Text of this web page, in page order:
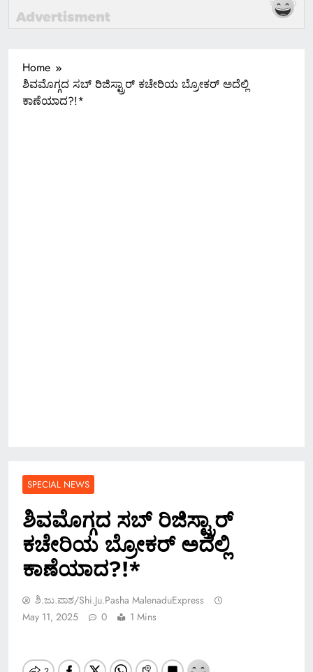
Home
ಶಿವಮೊಗ್ಗದ ಸಬ್ ರಿಜಿಸ್ಟ್ರಾರ್ ಕಚೇರಿಯ ಬ್ರೋಕರ್ ಅದೆಲ್ಲಿ
ಕಾಣೆಯಾದ?!*
SPECIAL NEWS
ಶಿವಮೊಗ್ಗದ ಸಬ್ ರಿಜಿಸ್ಟ್ರಾರ್
ಕಚೇರಿಯ ಬ್ರೋಕರ್ ಅದೆಲ್ಲಿ
ಕಾಣೆಯಾದ?!*
ಶಿ.ಜು.ಪಾಶ/Shi.ju.pasha MalenaduExpress
May 11, 2025
0 1 Mins